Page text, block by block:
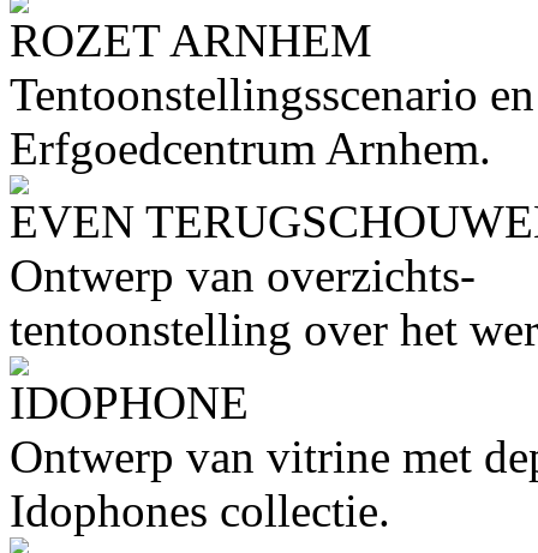
ROZET ARNHEM
Tentoonstellingsscenario
Erfgoedcentrum Arnhem.
EVEN
Ontwerp van overzichts-
tentoonstelling over het
IDOPHONE
Ontwerp van vitrine met
Idophones collectie.